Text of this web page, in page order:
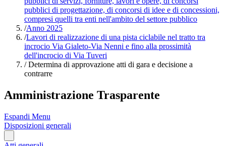
pubblici di progettazione, di concorsi di idee e di concessioni,
compresi quelli tra enti nell'ambito del settore pubblico
/Anno 2025
/Lavori di realizzazione di una pista ciclabile nel tratto tra
incrocio Via Gialeto-Via Nenni e fino alla prossimità
dell'incrocio di Via Tuveri
/Determina di approvazione atti di gara e decisione a
contrarre
Amministrazione Trasparente
Espandi Menu
Disposizioni generali